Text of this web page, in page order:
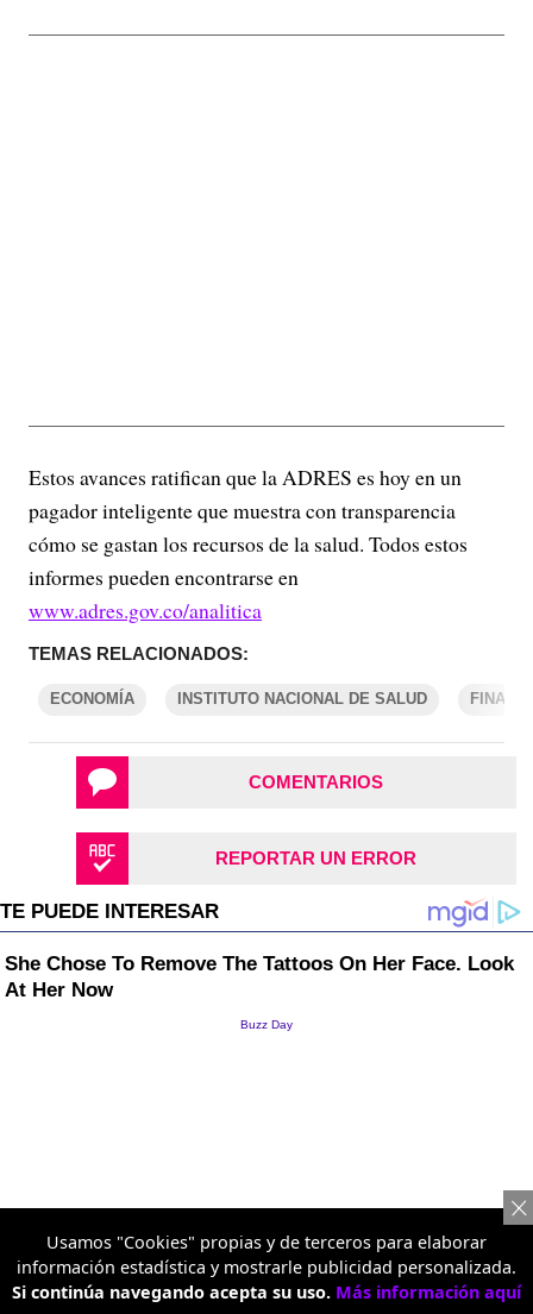
Estos avances ratifican que la ADRES es hoy en un
pagador inteligente que muestra con transparencia
cómo se gastan los recursos de la salud. Todos estos
informes pueden encontrarse en
www.adres.gov.co/analitica
TEMAS RELACIONADOS:
ECONOMÍA INSTITUTO NACIONAL DE SALUD
COMENTARIOS
REPORTAR UN ERROR
Usamos "Cookies" propias y de terceros para elaborar
información estadística y mostrarle publicidad personalizada.
Si continúa navegando acepta su uso. Más información aquí